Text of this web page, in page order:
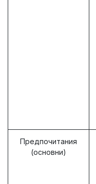
Предпочитания
(основни)